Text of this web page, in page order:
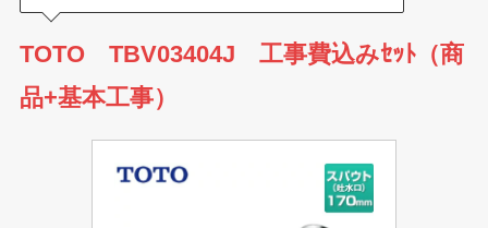
TOTO TBV03404J 工事費込みｾｯﾄ（商
品+基本工事）